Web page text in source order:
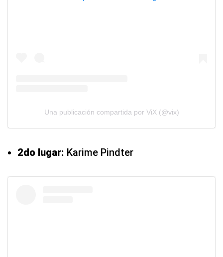
Una publicación compartida por ViX (@vix)
2do lugar: Karime Pindter